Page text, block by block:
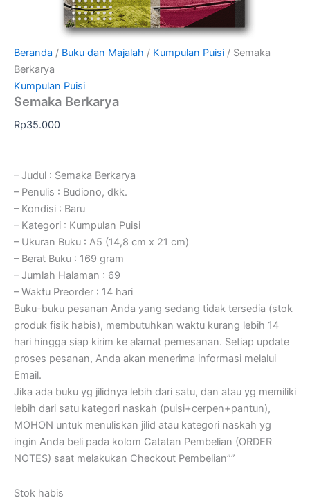
Beranda / Buku dan Majalah / Kumpulan Puisi / Semaka
Berkarya
Kumpulan Puisi
Semaka Berkarya
Rp35.000
– Judul : Semaka Berkarya
– Penulis : Budiono, dkk.
– Kondisi : Baru
– Kategori : Kumpulan Puisi
– Ukuran Buku : A5 (14,8 cm x 21 cm)
– Berat Buku : 169 gram
– Jumlah Halaman : 69
– Waktu Preorder : 14 hari
Buku-buku pesanan Anda yang sedang tidak tersedia (stok
produk fisik habis), membutuhkan waktu kurang lebih 14
hari hingga siap kirim ke alamat pemesanan. Setiap update
proses pesanan, Anda akan menerima informasi melalui
Email.
Jika ada buku yg jilidnya lebih dari satu, dan atau yg memiliki
lebih dari satu kategori naskah (puisi+cerpen+pantun),
MOHON untuk menuliskan jilid atau kategori naskah yg
ingin Anda beli pada kolom Catatan Pembelian (ORDER
NOTES) saat melakukan Checkout Pembelian””
Stok habis